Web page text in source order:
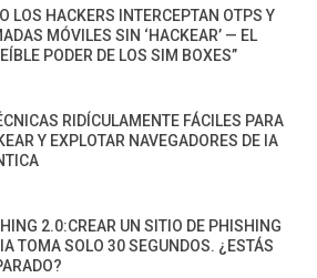
LOS HACKERS INTERCEPTAN OTPS Y
MÓVILES SIN ‘HACKEAR’ — EL
PODER DE LOS SIM BOXES”
RIDÍCULAMENTE FÁCILES PARA
Y EXPLOTAR NAVEGADORES DE IA
2.0:CREAR UN SITIO DE PHISHING
TOMA SOLO 30 SEGUNDOS. ¿ESTÁS